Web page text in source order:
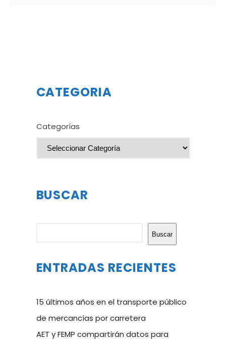
CATEGORIA
Categorías
BUSCAR
Buscar
ENTRADAS RECIENTES
15 últimos años en el transporte público
de mercancías por carretera
AET y FEMP compartirán datos para